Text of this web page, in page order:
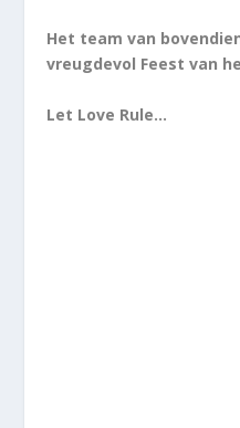
Het team van
vreugdevol Feest van
Let Love Rule…